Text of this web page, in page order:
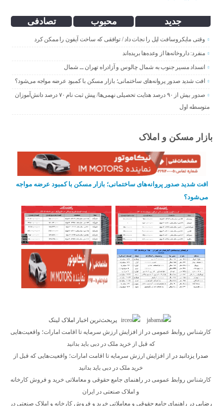
جدید محبوب تصادفی
وقتی مایکروسافت اپل را نجات داد / توافقی که ساخت آیفون را ممکن کرد
منفرد: داروخانه‌ها از وعده‌ها بریده‌اند
انسداد مسیر جنوب به شمال چالوس و آزادراه تهران ــ شمال
افت شدید صدور پروانه‌های ساختمانی؛ بازار مسکن با کمبود عرضه مواجه می‌شود؟
صدور بیش از ۹۰ درصد هدایت تحصیلی نهمی‌ها/ پیش ثبت نام ۷۰ درصد دانش‌آموزان
متوسطه اول
بازار مسکن و املاک
افت شدید صدور پروانه‌های ساختمانی؛ بازار مسکن با کمبود عرضه مواجه
می‌شود؟
پربحث‌ترین اخبار املاک لینک
کارشناس روابط عمومی در از افزایش ارزش سرمایه تا اقامت امارات؛ واقعیت‌هایی
که قبل از خرید ملک در دبی باید بدانید
صدرا یزدانبد در از افزایش ارزش سرمایه تا اقامت امارات؛ واقعیت‌هایی که قبل از
خرید ملک در دبی باید بدانید
کارشناس روابط عمومی در راهنمای جامع حقوقی و معاملاتی خرید و فروش کارخانه
و املاک صنعتی در ایران
رضایی در راهنمای جامع حقوقی و معاملاتی خرید و فروش کارخانه و املاک صنعتی در